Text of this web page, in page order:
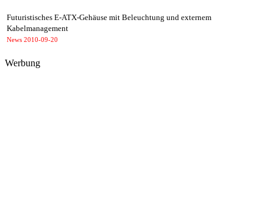
Futuristisches E-ATX-Gehäuse mit Beleuchtung und externem
Kabelmanagement
News 2010-09-20
Werbung